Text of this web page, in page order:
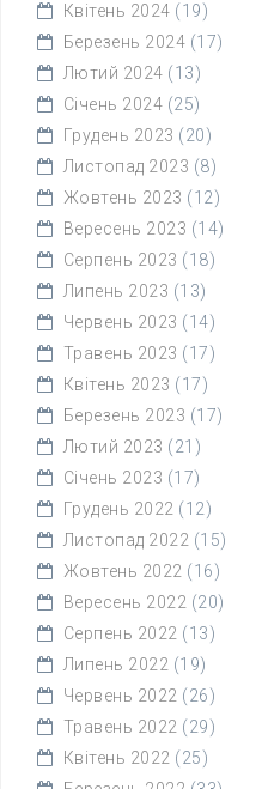
Квітень 2024 (19)
Березень 2024 (17)
Лютий 2024 (13)
Січень 2024 (25)
Грудень 2023 (20)
Листопад 2023 (8)
Жовтень 2023 (12)
Вересень 2023 (14)
Серпень 2023 (18)
Липень 2023 (13)
Червень 2023 (14)
Травень 2023 (17)
Квітень 2023 (17)
Березень 2023 (17)
Лютий 2023 (21)
Січень 2023 (17)
Грудень 2022 (12)
Листопад 2022 (15)
Жовтень 2022 (16)
Вересень 2022 (20)
Серпень 2022 (13)
Липень 2022 (19)
Червень 2022 (26)
Травень 2022 (29)
Квітень 2022 (25)